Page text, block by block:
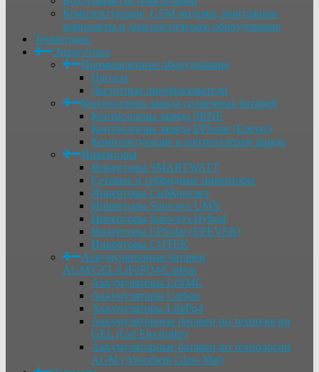
Комплектующие, GSM модемы, монтажные
комплекты и диагностическое оборудование
Термотранс
Энергетика
Промышленное оборудование
Насосы
Частотные преобразователи
Контроллеры заряда солнечных батарей
Контроллеры заряда SRNE
Контроллеры заряда EPSolar (Epever)
Комплектующие к контроллерам заряда
Инверторы
Инверторы SMARTWATT
Сетевые и гибридные инверторы
Инверторы СибКонтакт
Инверторы Sunways UMX
Инверторы Sunways Hybrid
Инверторы EPSolar (EPEVER)
Инверторы COTEK
Аккумуляторные батареи
AGM/GEL/LiFePO4/Carbon
Аккумуляторы LiNMC
Аккумуляторы Carbon
Аккумуляторы LifePo4
Аккумуляторные батареи по технологии
GEL (Gel Electrolite)
Аккумуляторные батареи по технологии
AGM (Absorbent Glass Mat)